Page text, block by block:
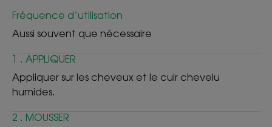
Fréquence d’utilisation
Aussi souvent que nécessaire
1 . APPLIQUER
Appliquer sur les cheveux et le cuir chevelu
humides.
2 . MOUSSER